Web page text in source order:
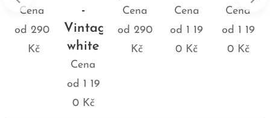
Cena
od 290
Kč
-
Vintage
white
Cena
od 1 19
0Kč
Cena
od 290
Kč
Cena
od 1 19
0 Kč
Cena
od 1 19
0Kč